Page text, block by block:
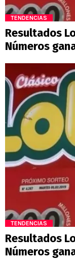
TENDENCIAS
Resultados
Números
TENDENCIAS
Resultados
Números